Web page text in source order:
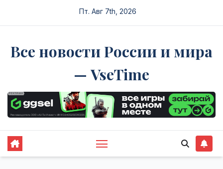
Пт. Авг 7th, 2026
Все новости России и мира
— VseTime